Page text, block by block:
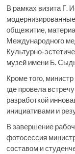
В рамках визита Г.
общежитие,
Международного
Культурно-
музей имени Б.
Кроме того,
где провела
разработкой
инициативами и
В завершение
фотосессия
составом и